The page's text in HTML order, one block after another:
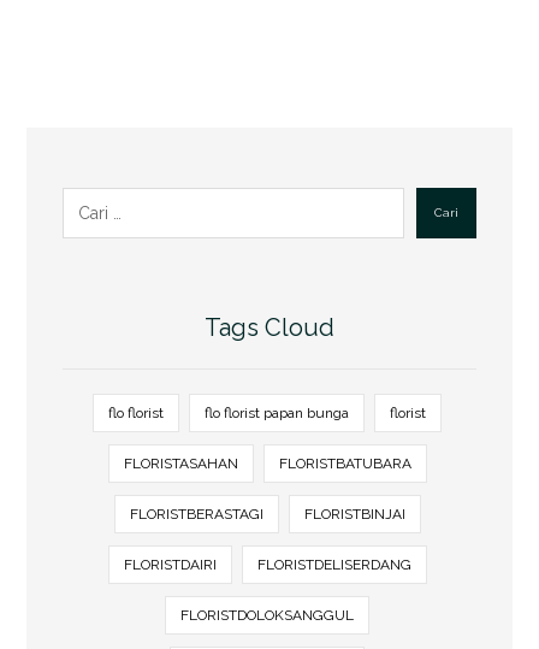
Cari
Tags Cloud
flo florist flo florist papan bunga florist
FLORISTASAHAN FLORISTBATUBARA
FLORISTBERASTAGI FLORISTBINJAI
FLORISTDAIRI FLORISTDELISERDANG
FLORISTDOLOKSANGGUL